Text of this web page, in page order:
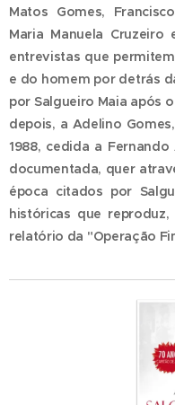
Matos Gomes,
Maria Manuela
entrevistas que
e do homem por detrás
por Salgueiro Maia após
depois, a Adelino
1988, cedida a
documentada, quer
época citados por
históricas que
relatório da "Operação